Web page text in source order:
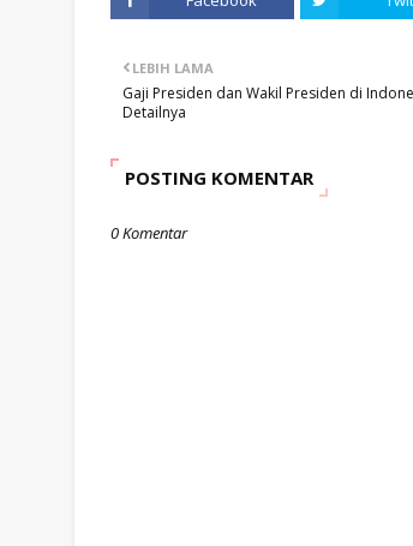
LEBIH LAMA
Gaji Presiden dan Wakil Presiden di
Detailnya
POSTING KOMENTAR
0 Komentar